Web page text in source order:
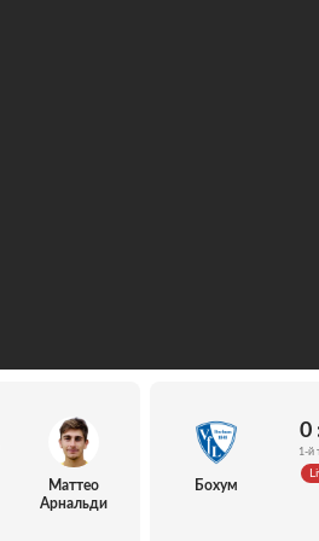
Маттео
Арнальди
Бохум
0
1-й